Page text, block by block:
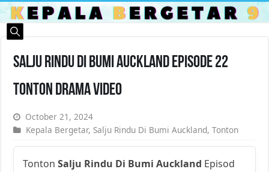
Salju Rindu Di Bumi Auckland Episode 22
Tonton Drama Video
October 21, 2024
Kepala Bergetar, Salju Rindu Di Bumi Auckland,Tonton
TontonSalju Rindu Di Bumi Auckland Episod